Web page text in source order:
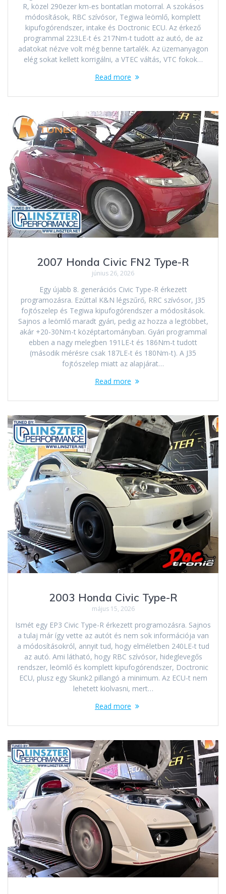
R, közel 290ezer km-es bontatlan motorral. A szokásos
módosítások, RBC szívósor, Tegiwa leömlő, komplett
kipufogórendszer, intake és Doctronic ECU. Az érkező
programmal 223LE-t és 217Nm-t tudott az autó, de az
adatokat nézve volt még benne tartalék. Az üzemanyagon
elég sokat kellett korrigálni, a VTEC váltás, VTC fokok…
Read more
2007 Honda Civic FN2 Type-R
június 26, 2026
Egy újabb 8. generációs Civic Type-R érkezett
programozásra. Ezúttal K&N légszűrő, RRC szívósor, J35
fojtószelep és Tegiwa kipufogórendszer a módosítások.
Sajnos a leömlő maradt gyári, pedig az hozza a legtöbbet,
akár +20-30Nm-t középtartományban. Gyári programmal
ebben a nagy melegben 191LE-t és 186Nm-t tudott
(második mérésre csak 187LE-t és 180Nm-t). A J35
fojtószelep miatt az alapjárat…
Read more
2003 Honda Civic Type-R
május 15, 2026
Ismét egy EP3 Civic Type-R érkezett programozásra. Sajnos
a tulaj már így vette az autót és nem sok információja van
a módosításokról, annyit tud, hogy elméletben 240LE-t tud
az autó. Ami látható, hogy RBC szívósor, hideglevegős
rendszer, leömlő és komplett kipufogórendszer, Doctronic
ECU, plusz egy Skunk2 pillangó a minimum. Az ECU-t nem
lehetett kiolvasni, mert…
Read more